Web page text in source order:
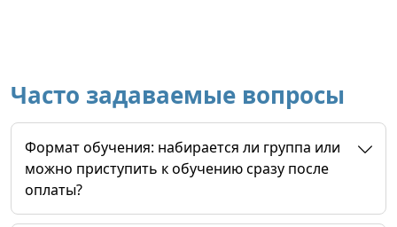
Часто задаваемые вопросы
Формат обучения: набирается ли группа или
можно приступить к обучению сразу после
оплаты?